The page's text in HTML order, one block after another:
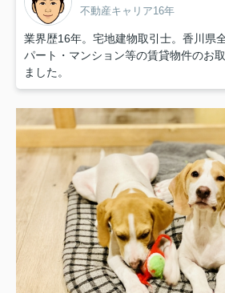
不動産キャリア16年
業界歴16年。宅地建物取引士。香川県
パート・マンション等の賃貸物件のお
ました。